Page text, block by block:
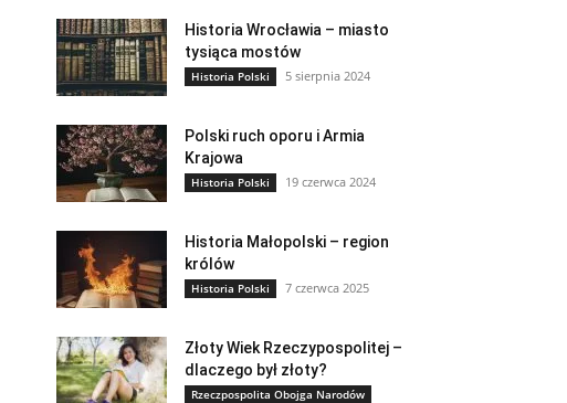
Historia Wrocławia – miasto
tysiąca mostów
Historia Polski 5 sierpnia 2024
Polski ruch oporu i Armia
Krajowa
Historia Polski 19 czerwca 2024
Historia Małopolski – region
królów
Historia Polski 7 czerwca 2025
Złoty Wiek Rzeczypospolitej –
dlaczego był złoty?
Rzeczpospolita Obojga Narodów